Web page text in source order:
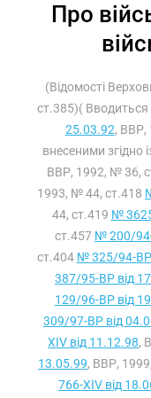
Про
(Відомості
ст.385)(
25.03.92, ВВР,
внесеними згідно
ВВР, 1992, № 36,
1993, № 44, ст.418
44, ст.419 №
ст.457 № 200/
ст.404 № 325/94-ВР
387/95-ВР від
129/96-ВР від
309/97-ВР від
XIV від 11.12.98,
13.05.99, ВВР,
766-XIV від